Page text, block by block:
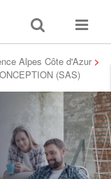
Toggle
search
Toggle
Alpes Côte d'Azur >
(SAS)